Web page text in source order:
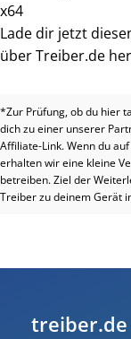
x64
Lade dir jetzt
über Treiber.de
*Zur Prüfung, ob du hier
dich zu einer unserer
Affiliate-Link. Wenn du
erhalten wir eine kleine
betreiben. Ziel der
Treiber zu deinem Gerät
treiber.de